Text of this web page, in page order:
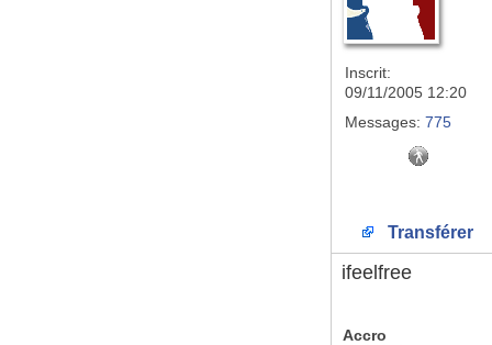
Inscrit:
09/11/2005 12:20
Messages: 775
Transférer
ifeelfree
Accro